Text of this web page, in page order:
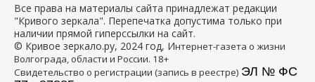
Все права на материалы сайта принадлежат редакции
"Кривого зеркала". Перепечатка допустима только при
наличии прямой гиперссылки на сайт.
© Кривое зеркало.ру, 2024 год, Интернет-газета о жизни
Волгограда, области и России. 18+
Свидетельство о регистрации (запись в реестре) ЭЛ № ФС